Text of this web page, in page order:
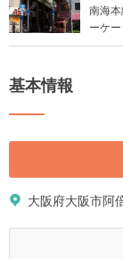
南海
ーケ
基本情報
大阪府大阪市阿